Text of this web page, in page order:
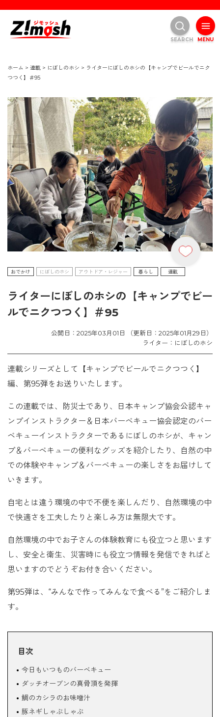
ホーム > 連載 > にぼしのホシ > ライターにぼしのホシの【キャンプでビールでニク
つつく】＃95
おでかけ にぼしのホシ アウトドア・レジャー 暮らし 連載
ライターにぼしのホシの【キャンプでビー
ルでニクつつく】＃95
公開日：2025年03月01日 （更新日：2025年01月29日）
ライター：にぼしのホシ
連載シリーズとして【キャンプでビールでニクつつく】
編、第95弾をお送りいたします。
この連載では、防災士であり、日本キャンプ協会公認キャ
ンプインストラクター＆日本バーベキュー協会認定のバー
ベキューインストラクターであるにぼしのホシが、キャン
プ＆バーベキューの便利なグッズを紹介したり、自然の中
での体験やキャンプ＆バーベキューの楽しさをお届けして
いきます。
自宅とは違う環境の中で不便を楽しんだり、自然環境の中
で快適さを工夫したりと楽しみ方は無限大です。
自然環境の中でお子さんの体験教育にも役立つと思います
し、安全と衛生、災害時にも役立つ情報を発信できればと
思いますのでどうぞお付き合いください。
第95弾は、“みんなで作ってみんなで食べる”をご紹介しま
す。
目次
今日もいつものバーベキュー
ダッチオーブンの真骨頂を発揮
鯛のカシラのお味噌汁
豚ネギしゃぶしゃぶ
MENU
SEARCH